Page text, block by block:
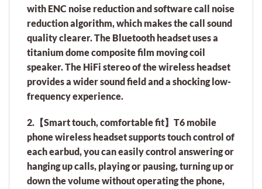
with ENC noise reduction and software call noise
reduction algorithm, which makes the call sound
quality clearer. The Bluetooth headset uses a
titanium dome composite film moving coil
speaker. The HiFi stereo of the wireless headset
provides a wider sound field and a shocking low-
frequency experience.
2.【Smart touch, comfortable fit】T6 mobile
phone wireless headset supports touch control of
each earbud, you can easily control answering or
hanging up calls, playing or pausing, turning up or
down the volume without operating the phone,